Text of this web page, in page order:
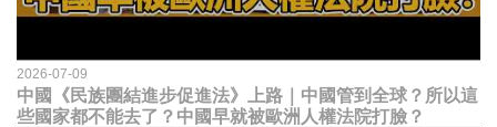
2026-07-09
中國《民族團結進步促進法》上路｜中國管到全球？所以這
些國家都不能去了？中國早就被歐洲人權法院打臉？